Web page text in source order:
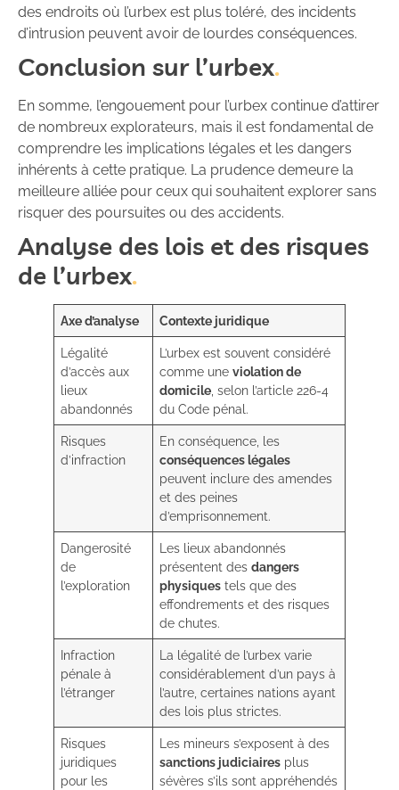
des endroits où l’urbex est plus toléré, des incidents
d’intrusion peuvent avoir de lourdes conséquences.
Conclusion sur l’urbex
En somme, l’engouement pour l’urbex continue d’attirer
de nombreux explorateurs, mais il est fondamental de
comprendre les implications légales et les dangers
inhérents à cette pratique. La prudence demeure la
meilleure alliée pour ceux qui souhaitent explorer sans
risquer des poursuites ou des accidents.
Analyse des lois et des risques
de l’urbex
Axe d’analyse Contexte juridique
Légalité
d’accès aux
lieux
abandonnés
L’urbex est souvent considéré
comme uneviolation de
domicile , selon l’article 226-4
du Code pénal.
Risques
d’infraction
En conséquence, les
conséquences légales
peuvent inclure des amendes
et des peines
d’emprisonnement.
Dangerosité
de
l’exploration
Les lieux abandonnés
présentent desdangers
physiques tels que des
effondrements et des risques
de chutes.
Infraction
pénale à
l’étranger
La légalité de l’urbex varie
considérablement d’un pays à
l’autre, certaines nations ayant
des lois plus strictes.
Risques
juridiques
pour les
Les mineurs s’exposent à des
sanctions judiciaires plus
sévères s’ils sont appréhendés